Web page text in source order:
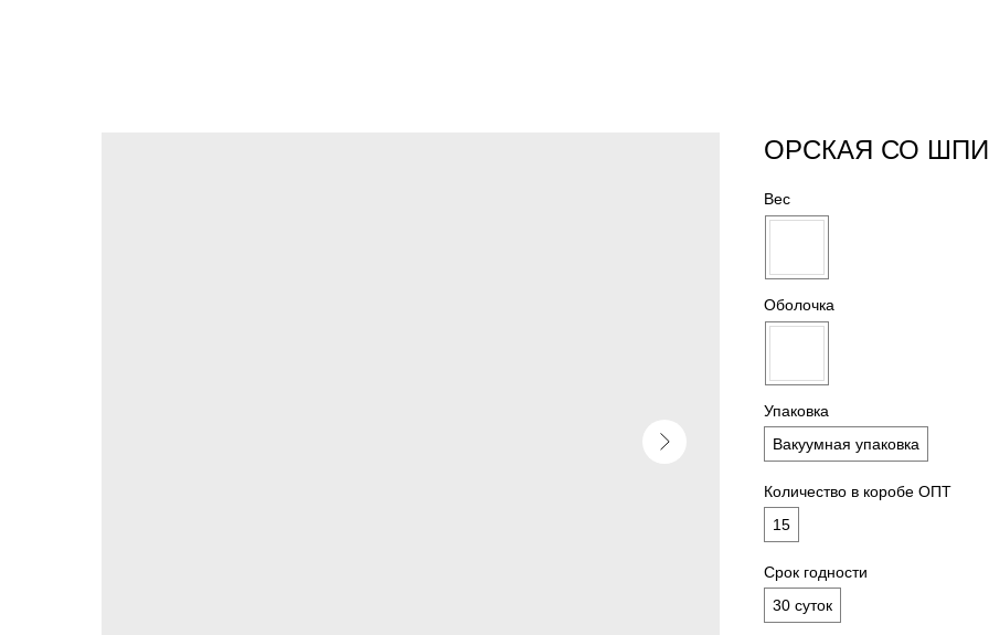
ОРСКАЯ СО
Вес
Оболочка
Упаковка
Вакуумная упаковка
Количество в коробе ОПТ
15
Срок годности
30 суток